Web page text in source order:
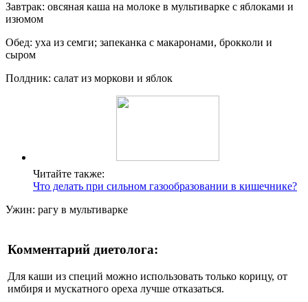
Завтрак: овсяная каша на молоке в мультиварке с яблоками и
изюмом
Обед: уха из семги; запеканка с макаронами, брокколи и
сыром
Полдник: салат из моркови и яблок
Читайте также:
Что делать при сильном газообразовании в кишечнике?
Ужин: рагу в мультиварке
Комментарий диетолога:
Для каши из специй можно использовать только корицу, от
имбиря и мускатного ореха лучше отказаться.